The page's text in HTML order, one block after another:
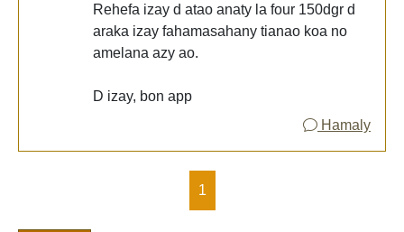
Rehefa izay d atao anaty la four 150dgr d
araka izay fahamasahany tianao koa no
amelana azy ao.
D izay, bon app
Hamaly
1